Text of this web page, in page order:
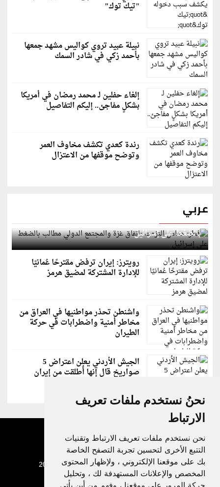
نحنُ نستخدم ملفات تعريف
الارتباط
نحن نستخدم ملفات تعريف الارتباط وتقنيات
التتبع الأخرى لتحسين تجربة التصفح الخاصة
بك على موقعنا الإلكتروني ، ولإظهار المحتوى
المخصص والإعلانات المستهدفة لك ، وتحليل
حركة المرور على موقعنا ، وفهم من أين يأتي
"تيك توك"
نبيلة عبيد تروي كواليس مشهد جمعها
بأحمد زكي في شادر السمك
إلغاء حفلين لـ محمد رمضان في أمريكا
بشكلٍ مفاجئ.. إليكم التفاصيل
رندة كعدي تكشف مخاوف العمر
وتوضح موقفها من الاعتزال
عربي
قطر: حماس التزمت باتفاق غزة والمجتمع الدولي مطالب
بالضغط على إسرائيل
رويترز: إيران ترفض مقترحًا عُمانيًا
للإدارة المشتركة لمضيق هرمز
واشنطن تحذر مواطنيها في العراق من
مخاطر أمنية واضطرابات في حركة
الطيران
الجيش الأردني يعلن اعتراض 5
صواريخ قال إنها أُطلقت من إيران
جميع الحقوق محفوظة لدنيا الوطن © 2003 - 2022